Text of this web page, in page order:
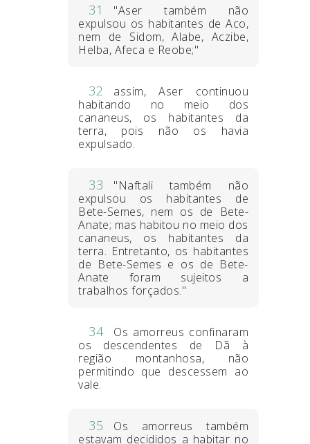
31
"Aser também não
expulsou os habitantes de Aco,
nem de Sidom, Alabe, Aczibe,
Helba, Afeca e Reobe;"
32
assim, Aser continuou
habitando no meio dos
cananeus, os habitantes da
terra, pois não os havia
expulsado.
33
"Naftali também não
expulsou os habitantes de
Bete-Semes, nem os de Bete-
Anate; mas habitou no meio dos
cananeus, os habitantes da
terra. Entretanto, os habitantes
de Bete-Semes e os de Bete-
Anate foram sujeitos a
trabalhos forçados."
34
Os amorreus confinaram
os descendentes de Dã à
região montanhosa, não
permitindo que descessem ao
vale.
35
Os amorreus também
estavam decididos a habitar no